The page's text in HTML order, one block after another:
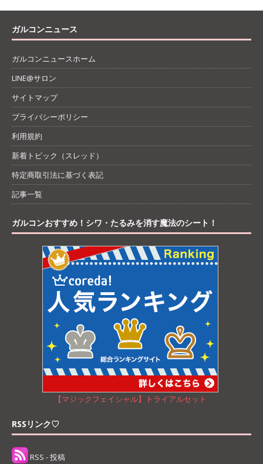
ガルコンニュース
ガルコンニュースホーム
LINE@サロン
サイトマップ
プライバシーポリシー
利用規約
新着トピック（スレッド）
特定商取引法に基づく表記
記事一覧
ガルコンおすすめ！シワ・たるみを消す魔法のシート！
【マジックフェイシャル】トライアルセット
RSSリンク♡
RSS - 投稿